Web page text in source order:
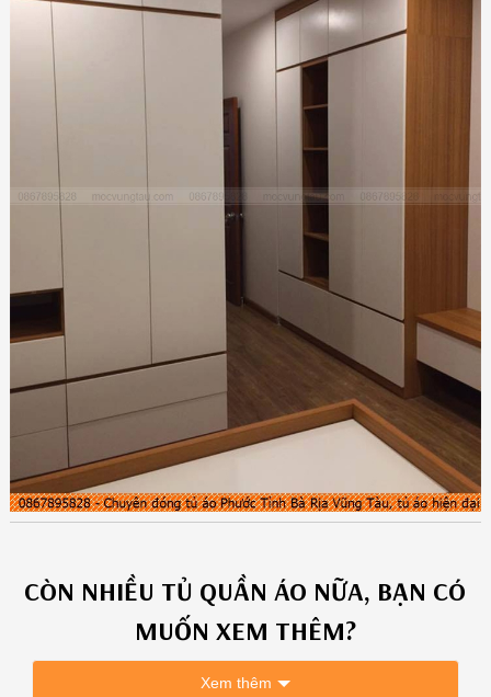
CÒN NHIỀU TỦ QUẦN ÁO NỮA, BẠN CÓ
MUỐN XEM THÊM?
Xem thêm